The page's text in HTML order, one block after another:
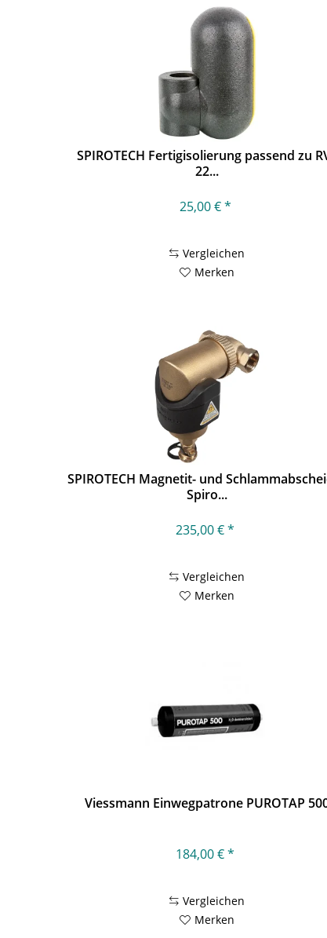
SPIROTECH Fertigisolierung passend zu
22...
25,00 € *
Vergleichen
Merken
SPIROTECH Magnetit- und
Spiro...
235,00 € *
Vergleichen
Merken
Viessmann Einwegpatrone PUROTAP
184,00 € *
Vergleichen
Merken